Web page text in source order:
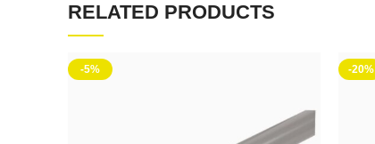
RELATED PRODUCTS
-5% -20%